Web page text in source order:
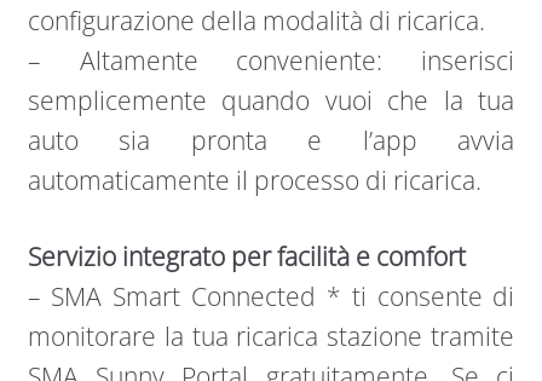
configurazione della modalità di ricarica.
– Altamente conveniente: inserisci
semplicemente quando vuoi che la tua
auto sia pronta e l’app avvia
automaticamente il processo di ricarica.
Servizio integrato per facilità e comfort
– SMA Smart Connected * ti consente di
monitorare la tua ricarica stazione tramite